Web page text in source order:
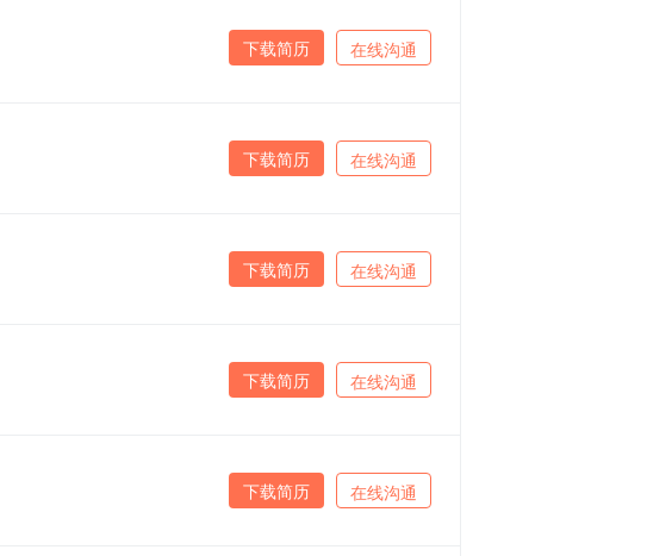
在线沟通
下载简历
在线沟通
下载简历
在线沟通
下载简历
在线沟通
下载简历
在线沟通
下载简历